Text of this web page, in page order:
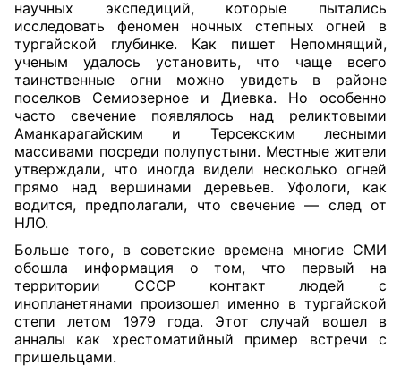
научных экспедиций, которые пытались
исследовать феномен ночных степных огней в
тургайской глубинке. Как пишет Непомнящий,
ученым удалось установить, что чаще всего
таинственные огни можно увидеть в районе
поселков Семиозерное и Диевка. Но особенно
часто свечение появлялось над реликтовыми
Аманкарагайским и Терсекским лесными
массивами посреди полупустыни. Местные жители
утверждали, что иногда видели несколько огней
прямо над вершинами деревьев. Уфологи, как
водится, предполагали, что свечение — след от
НЛО.
Больше того, в советские времена многие СМИ
обошла информация о том, что первый на
территории СССР контакт людей с
инопланетянами произошел именно в тургайской
степи летом 1979 года. Этот случай вошел в
анналы как хрестоматийный пример встречи с
пришельцами.